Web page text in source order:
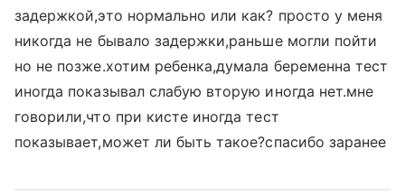
задержкой,это нормально или как? просто у меня
никогда не бывало задержки,раньше могли пойти
но не позже.хотим ребенка,думала беременна тест
иногда показывал слабую вторую иногда нет.мне
говорили,что при кисте иногда тест
показывает,может ли быть такое?спасибо заранее